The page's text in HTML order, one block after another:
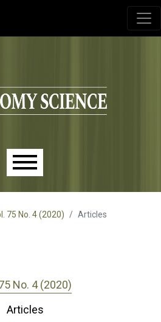
lublin, czasopisma up,
przyrodniczy lublin
75 No. 4 (2020) Articles
No. 4 (2020)
Articles